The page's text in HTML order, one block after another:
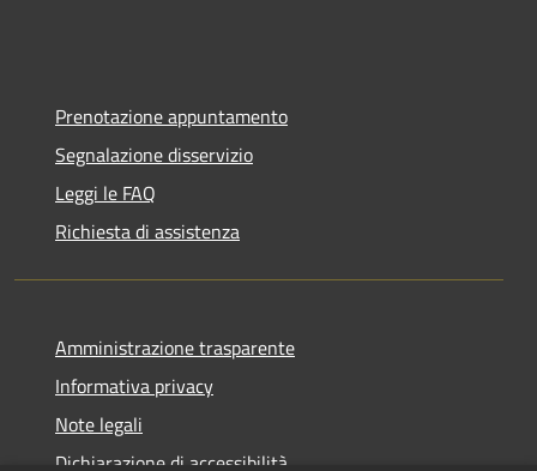
Prenotazione appuntamento
Segnalazione disservizio
Leggi le FAQ
Richiesta di assistenza
Amministrazione trasparente
Informativa privacy
Note legali
Dichiarazione di accessibilità